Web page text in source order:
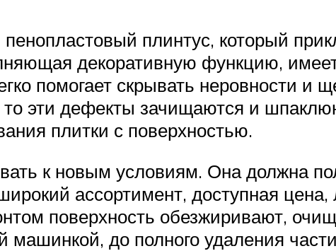
плинтус, который
декоративную функцию,
помогает скрывать неровности и
эти дефекты зачищаются и
плитки с поверхностью.
к новым условиям. Она должна
ассортимент, доступная цена,
поверхность обезжиривают,
до полного удаления